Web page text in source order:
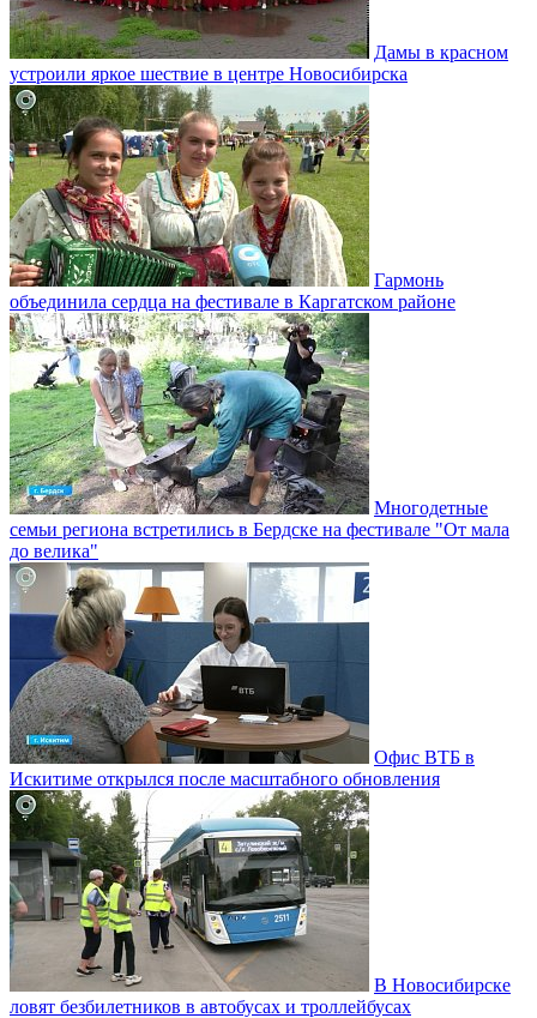
Дамы в красном
устроили яркое шествие в центре Новосибирска
Гармонь
объединила сердца на фестивале в Каргатском районе
Многодетные
семьи региона встретились в Бердске на фестивале "От мала
до велика"
Офис ВТБ в
Искитиме открылся после масштабного обновления
В Новосибирске
ловят безбилетников в автобусах и троллейбусах